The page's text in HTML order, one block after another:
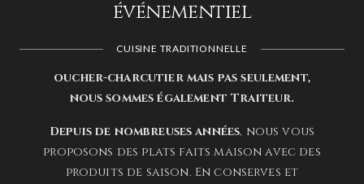
événementiel
CUISINE TRADITIONNELLE
oucher-charcutier mais pas seulement,
nous sommes également Traiteur.
Depuis de nombreuses années, nous vous
proposons des plats faits maison avec des
produits de saison. En conserves et